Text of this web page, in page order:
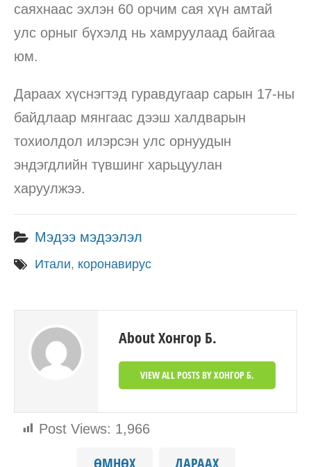
саяхнаас эхлэн 60 орчим сая хүн амтай
улс орныг бүхэлд нь хамруулаад байгаа
юм.
Дараах хүснэгтэд гуравдугаар сарын 17-ны
байдлаар мянгаас дээш халдварын
тохиолдол илэрсэн улс орнуудын
эндэгдлийн түвшинг харьцуулан
харуулжээ.
Post Views: 1,966
Мэдээ мэдээлэл
Итали, коронавирус
About Хонгор Б.
VIEW ALL POSTS BY ХОНГОР Б.
ӨМНӨХ ДАРААХ